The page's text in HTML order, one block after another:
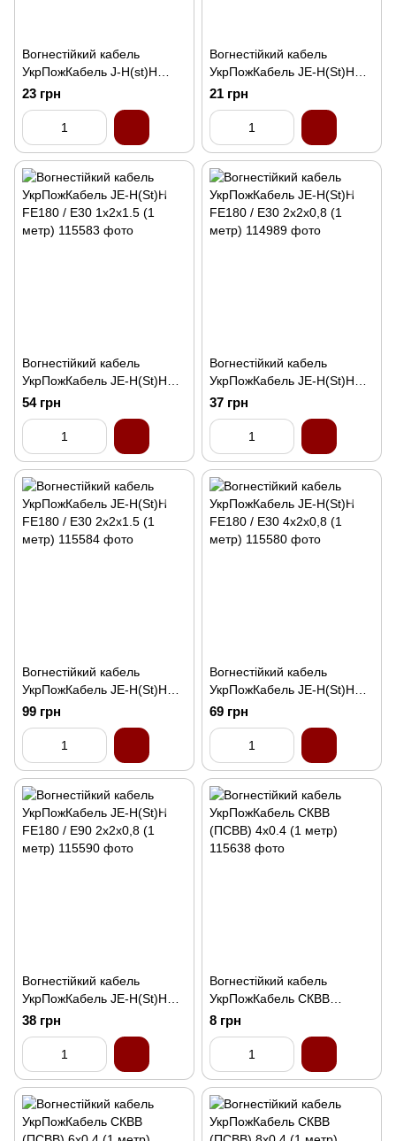
Вогнестійкий кабель
УкрПожКабель J-H(st)H
2x2x0.8 (1 метр)
23 грн
Вогнестійкий кабель
УкрПожКабель JE-H(St)H
FE180 / E30 1x2x0.8 (1
метр)
21 грн
Вогнестійкий кабель
УкрПожКабель JE-H(St)H
FE180 / E30 1x2x1.5 (1
метр)
54 грн
Вогнестійкий кабель
УкрПожКабель JE-H(St)H
FE180 / E30 2x2x0,8 (1
метр)
37 грн
Вогнестійкий кабель
УкрПожКабель JE-H(St)H
FE180 / E30 2x2x1.5 (1
метр)
99 грн
Вогнестійкий кабель
УкрПожКабель JE-H(St)H
FE180 / E30 4x2x0,8 (1
метр)
69 грн
Вогнестійкий кабель
УкрПожКабель JE-H(St)H
FE180 / E90 2x2x0,8 (1
метр)
38 грн
Вогнестійкий кабель
УкрПожКабель СКВВ
(ПСВВ) 4х0.4 (1 метр)
8 грн